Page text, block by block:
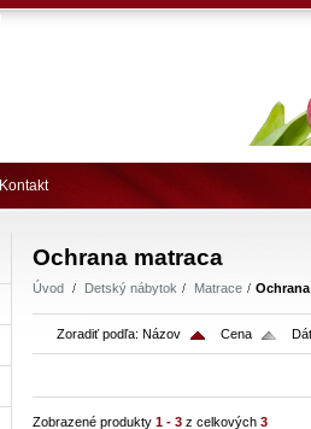
Kontakt
Ochrana matraca
Úvod Detský nábytok Matrace
Zoradiť podľa: Názov Cena
Zobrazené produkty 1 - 3 z celkových 3